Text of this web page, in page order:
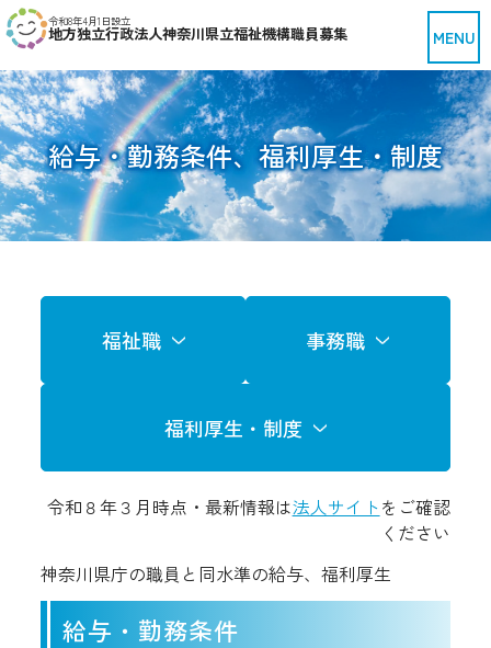
令和8年4月1日設立
地方独立行政法人神奈川県立福祉機構職員募集
給与・勤務条件、福利厚生・制度
福祉職 事務職
福利厚生・制度
令和８年３月時点・最新情報は法人サイトをご確認
ください
神奈川県庁の職員と同水準の給与、福利厚生
給与・勤務条件